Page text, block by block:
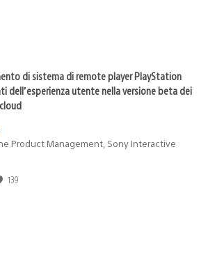
di sistema di remote player PlayStation
dell’esperienza utente nella versione beta dei
Product Management, Sony Interactive
139